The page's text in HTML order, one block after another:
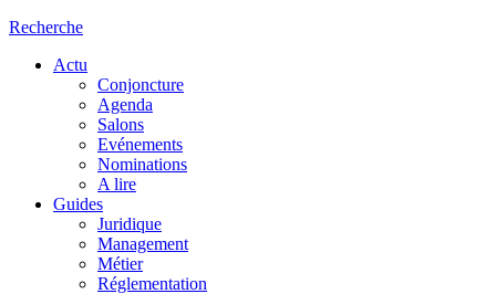
Recherche
Actu
Conjoncture
Agenda
Salons
Evénements
Nominations
A lire
Guides
Juridique
Management
Métier
Réglementation